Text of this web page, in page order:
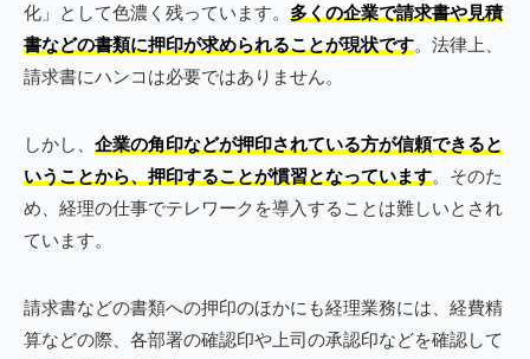
化」として色濃く残っています。 多くの企業で請求書や見積
書などの書類に押印が求められることが現状です。法律上、
請求書にハンコは必要ではありません。
しかし、 企業の角印などが押印されている方が信頼できると
いうことから、押印することが慣習となっています。そのた
め、経理の仕事でテレワークを導入することは難しいとされ
ています。
請求書などの書類への押印のほかにも経理業務には、経費精
算などの際、各部署の確認印や上司の承認印などを確認して